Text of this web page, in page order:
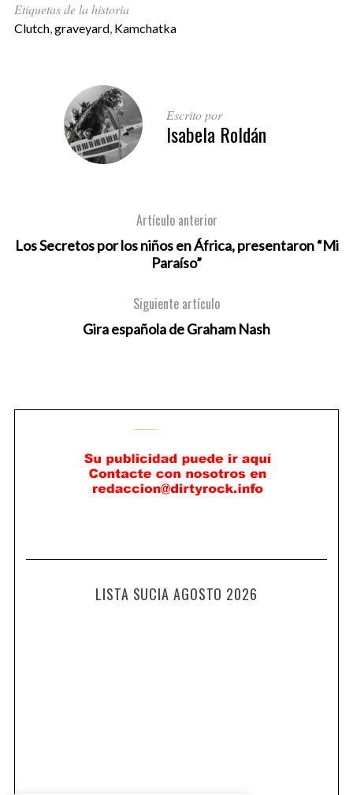
Etiquetas de la historia
Clutch,graveyard, Kamchatka
Escrito por
Isabela Roldán
Artículo anterior
Los Secretos por los niños en África, presentaron “Mi
Paraíso”
Siguiente artículo
Gira española de Graham Nash
LISTA SUCIA AGOSTO 2026